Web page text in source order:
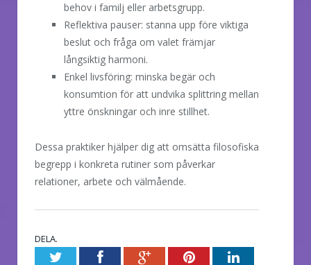
behov i familj eller arbetsgrupp.
Reflektiva pauser: stanna upp före viktiga
beslut och fråga om valet främjar
långsiktig harmoni.
Enkel livsföring: minska begär och
konsumtion för att undvika splittring mellan
yttre önskningar och inre stillhet.
Dessa praktiker hjälper dig att omsätta filosofiska
begrepp i konkreta rutiner som påverkar
relationer, arbete och välmående.
DELA.
TwitterFacebookGoogle+PinterestLinkedIn